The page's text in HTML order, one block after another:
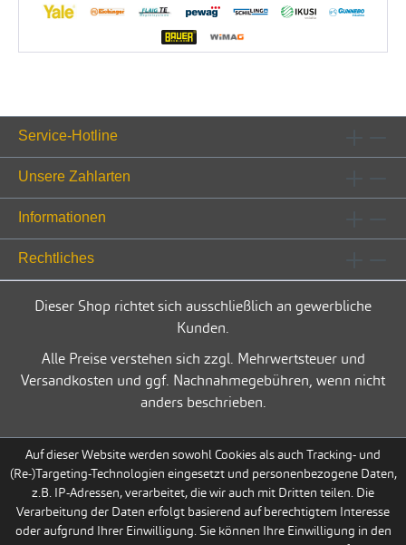
Service-Hotline
Unsere Zahlarten
Informationen
Rechtliches
Dieser Shop richtet sich ausschließlich an gewerbliche
Kunden.
Alle Preise verstehen sich zzgl. Mehrwertsteuer und
Versandkosten und ggf. Nachnahmegebühren, wenn nicht
anders beschrieben.
Auf dieser Website werden sowohl Cookies als auch Tracking- und
(Re-)Targeting-Technologien eingesetzt und personenbezogene Daten,
z.B. IP-Adressen, verarbeitet, die wir auch mit Dritten teilen. Die
Verarbeitung der Daten erfolgt basierend auf berechtigtem Interesse
oder aufgrund Ihrer Einwilligung. Sie können Ihre Einwilligung in den